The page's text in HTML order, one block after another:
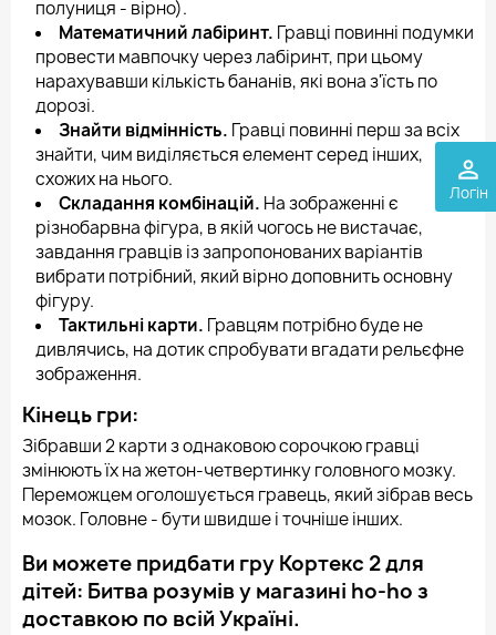
perm_identity
Логін
полуниця - вірно).
Математичний лабіринт. Гравці повинні подумки
провести мавпочку через лабіринт, при цьому
нарахувавши кількість бананів, які вона з'їсть по
дорозі.
Знайти відмінність. Гравці повинні перш за всіх
знайти, чим виділяється елемент серед інших,
схожих на нього.
Складання комбінацій. На зображенні є
різнобарвна фігура, в якій чогось не вистачає,
завдання гравців із запропонованих варіантів
вибрати потрібний, який вірно доповнить основну
фігуру.
Тактильні карти. Гравцям потрібно буде не
дивлячись, на дотик спробувати вгадати рельєфне
зображення.
Кінець гри:
Зібравши 2 карти з однаковою сорочкою гравці
змінюють їх на жетон-четвертинку головного мозку.
Переможцем оголошується гравець, який зібрав весь
мозок. Головне - бути швидше і точніше інших.
Ви можете придбати гру Кортекс 2 для
дітей: Битва розумів у магазині ho-ho з
доставкою по всій Україні.